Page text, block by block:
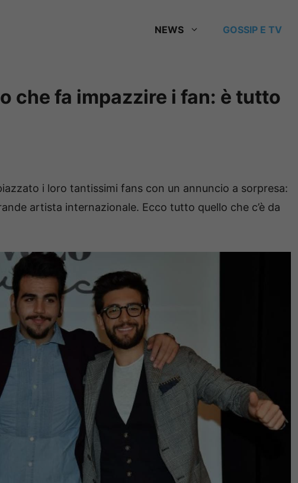
NEWS GOSSIP E TV
che fa impazzire i fan: è tutto
i loro tantissimi fans con un annuncio a sorpresa:
artista internazionale. Ecco tutto quello che c’è da